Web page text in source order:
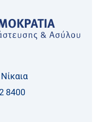
8400